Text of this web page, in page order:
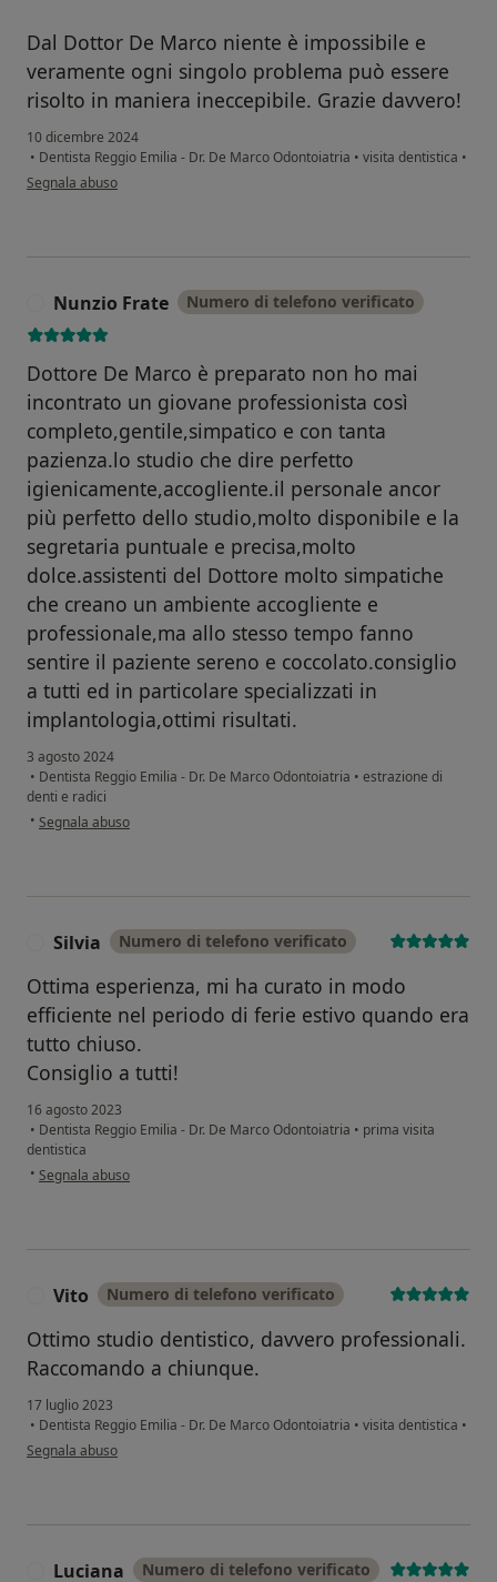
Dal Dottor De Marco niente è impossibile e
veramente ogni singolo problema può essere
risolto in maniera ineccepibile. Grazie davvero!
10 dicembre 2024
• Dentista Reggio Emilia - Dr. De Marco Odontoiatria • visita dentistica •
secondo l'opinione dell'utente Marcello
Segnala abuso
Nunzio Frate Numero di telefono verificato
Dottore De Marco è preparato non ho mai
incontrato un giovane professionista così
completo,gentile,simpatico e con tanta
pazienza.lo studio che dire perfetto
igienicamente,accogliente.il personale ancor
più perfetto dello studio,molto disponibile e la
segretaria puntuale e precisa,molto
dolce.assistenti del Dottore molto simpatiche
che creano un ambiente accogliente e
professionale,ma allo stesso tempo fanno
sentire il paziente sereno e coccolato.consiglio
a tutti ed in particolare specializzati in
implantologia,ottimi risultati.
3 agosto 2024
• Dentista Reggio Emilia - Dr. De Marco Odontoiatria • estrazione di
denti e radici
• secondo l'opinione dell'utente Nunzio Frate
Segnala abuso
Silvia Numero di telefono verificato
Ottima esperienza, mi ha curato in modo
efficiente nel periodo di ferie estivo quando era
tutto chiuso.
Consiglio a tutti!
16 agosto 2023
• Dentista Reggio Emilia - Dr. De Marco Odontoiatria • prima visita
dentistica
• secondo l'opinione dell'utente Silvia
Segnala abuso
Vito Numero di telefono verificato
Ottimo studio dentistico, davvero professionali.
Raccomando a chiunque.
17 luglio 2023
• Dentista Reggio Emilia - Dr. De Marco Odontoiatria • visita dentistica •
secondo l'opinione dell'utente Vito
Segnala abuso
Luciana Numero di telefono verificato